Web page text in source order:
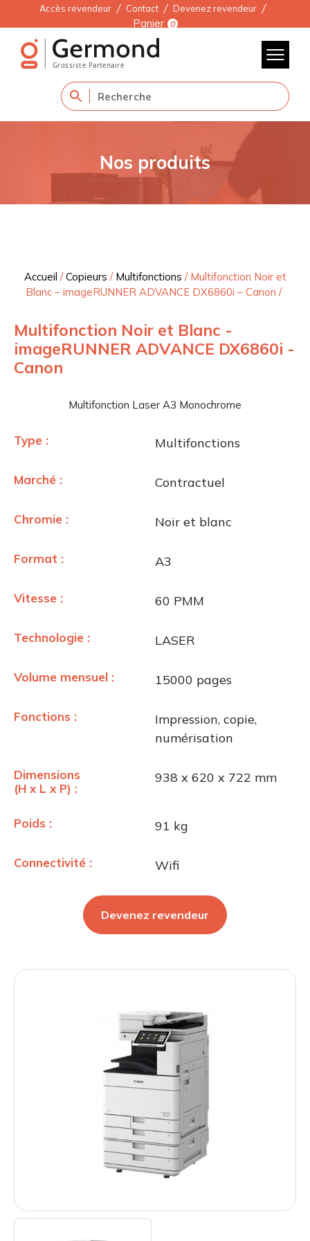
Accès revendeur Contact Devenez revendeur
Panier 0
Nos produits
Accueil /Copieurs / Multifonctions / Multifonction Noir et
Blanc – imageRUNNER ADVANCE DX6860i – Canon /
Multifonction Noir et Blanc -
imageRUNNER ADVANCE DX6860i -
Canon
Multifonction Laser A3 Monochrome
Type : Multifonctions
Marché : Contractuel
Chromie : Noir et blanc
Format : A3
Vitesse : 60 PMM
Technologie : LASER
Volume mensuel : 15000 pages
Fonctions :
Impression, copie,
numérisation
Dimensions
(H x L x P) :
938 x 620 x 722 mm
Poids : 91 kg
Connectivité : Wifi
Devenez revendeur